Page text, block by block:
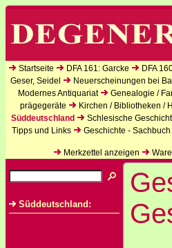
Startseite DFA 161: Garcke DFA
Geser, Seidel
Neuerscheinungen bei
Modernes Antiquariat
Genealogie /
prägegeräte
Kirchen / Bibliotheken /
Süddeutschland
Schlesische
Tipps und Links
Geschichte - Sachbuch
Merkzettel anzeigen
Süddeutschland: